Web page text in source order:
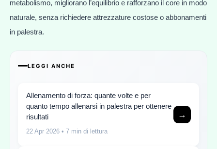
metabolismo, migliorano l’equilibrio e rafforzano il core in modo
naturale, senza richiedere attrezzature costose o abbonamenti
in palestra.
LEGGI ANCHE
Allenamento di forza: quante volte e per
quanto tempo allenarsi in palestra per ottenere
risultati
22 Apr 2026 • 7 min di lettura
→